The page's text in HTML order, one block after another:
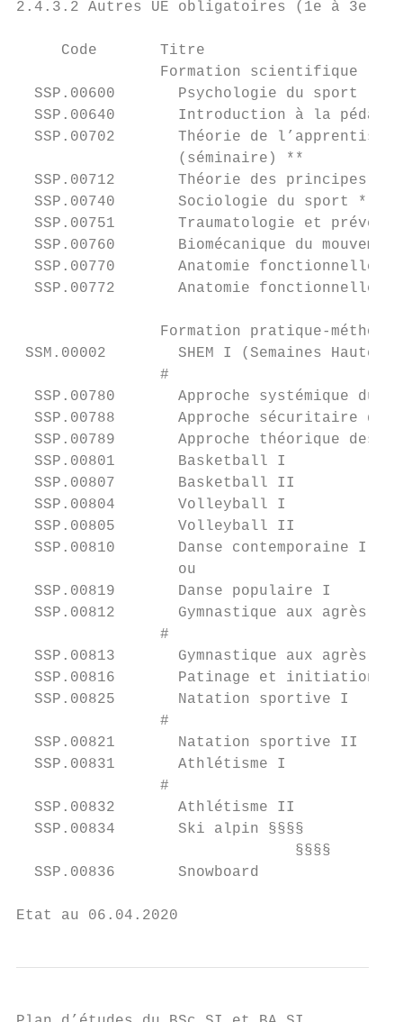
2.4.3.2 Autres UE obligatoires (1e à 3e
Code       Titre
                Formation scientifique
SSP.00600       Psychologie du sport
SSP.00640       Introduction à la
SSP.00702       Théorie de
                  (séminaire) **
SSP.00712       Théorie des principes
SSP.00740       Sociologie du sport *
SSP.00751       Traumatologie et
SSP.00760       Biomécanique du
SSP.00770       Anatomie fonctionnelle
SSP.00772       Anatomie fonctionnelle
Formation pratique-
SSM.00002        SHEM I (Semaines
                #
SSP.00780       Approche systémique du
SSP.00788       Approche sécuritaire
SSP.00789       Approche théorique des
SSP.00801       Basketball I
SSP.00807       Basketball II
SSP.00804       Volleyball I
SSP.00805       Volleyball II
  SSP.00810       Danse contemporaine I
ou
  SSP.00819       Danse populaire I
SSP.00812       Gymnastique aux agrès I
                #
SSP.00813       Gymnastique aux agrès
SSP.00816       Patinage et initiation
SSP.00825       Natation sportive I
                #                       §§§
SSP.00821       Natation sportive II
SSP.00831       Athlétisme I
                #
SSP.00832       Athlétisme II
SSP.00834       Ski alpin §§§§
                               §§§§
SSP.00836       Snowboard
Etat au 06.04.2020